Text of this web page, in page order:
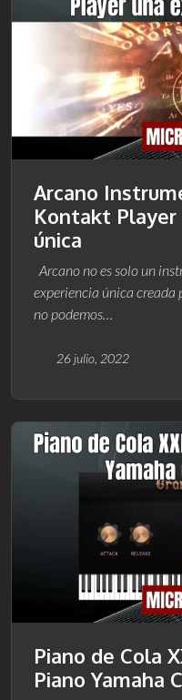
Arcano
Kontakt Player
única
Arcano no es solo un
experiencia única creada
no podemos…
26 julio, 2022
Piano de Cola
Piano Yamaha